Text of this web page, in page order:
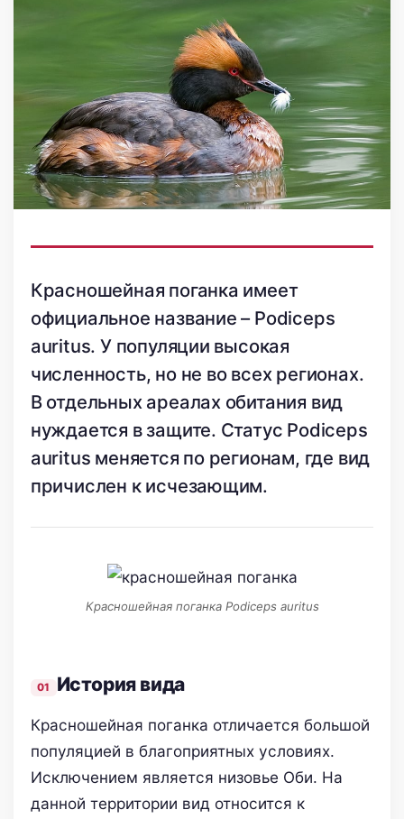
Красношейная поганка имеет
официальное название – Podiceps
auritus. У популяции высокая
численность, но не во всех регионах.
В отдельных ареалах обитания вид
нуждается в защите. Статус Podiceps
auritus меняется по регионам, где вид
причислен к исчезающим.
Красношейная поганка Podiceps auritus
История вида
Красношейная поганка отличается большой
популяцией в благоприятных условиях.
Исключением является низовье Оби. На
данной территории вид относится к